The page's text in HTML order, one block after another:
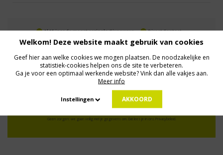
Al 15 jaar de meest orginele Giveaways Direct Contact
We know logistics Op maat gemaakt Meer dan 500.000 artikelen
MELD JE AAN VOOR ONZE NIEUWSBRIEF
Profiteer van deals en een dosis inspiratie!
Geen zorgen: we gaan veilig met je gegevens om. Dat lees je in ons Privacybeleid.
Welkom! Deze website maakt gebruik van cookies
Geef hier aan welke cookies we mogen plaatsen. De noodzakelijke en
statistiek-cookies helpen ons de site te verbeteren.
Ga je voor een optimaal werkende website? Vink dan alle vakjes aan.
Meer info
Instellingen AKKOORD